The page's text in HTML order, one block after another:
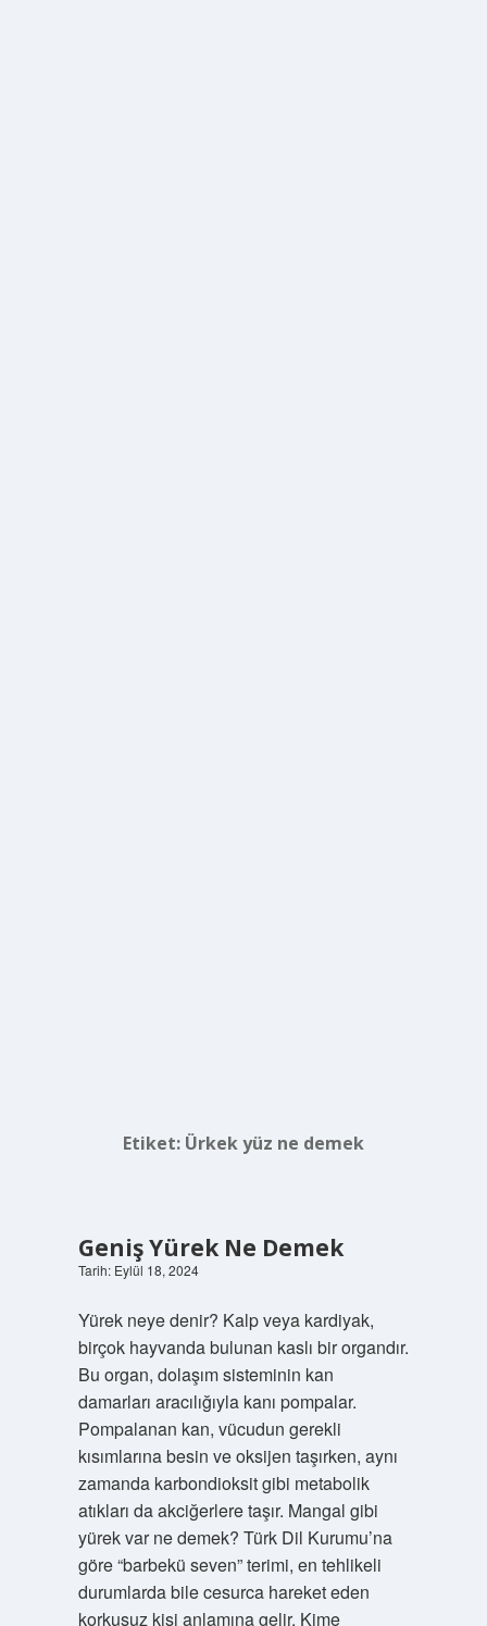
Etiket: Ürkek yüz ne demek
Geniş Yürek Ne Demek
Tarih: Eylül 18, 2024
Yürek neye denir? Kalp veya kardiyak,
birçok hayvanda bulunan kaslı bir organdır.
Bu organ, dolaşım sisteminin kan
damarları aracılığıyla kanı pompalar.
Pompalanan kan, vücudun gerekli
kısımlarına besin ve oksijen taşırken, aynı
zamanda karbondioksit gibi metabolik
atıkları da akciğerlere taşır. Mangal gibi
yürek var ne demek? Türk Dil Kurumu’na
göre “barbekü seven” terimi, en tehlikeli
durumlarda bile cesurca hareket eden
korkusuz kişi anlamına gelir. Kime